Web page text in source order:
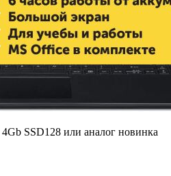
SSD128 или аналог новинка